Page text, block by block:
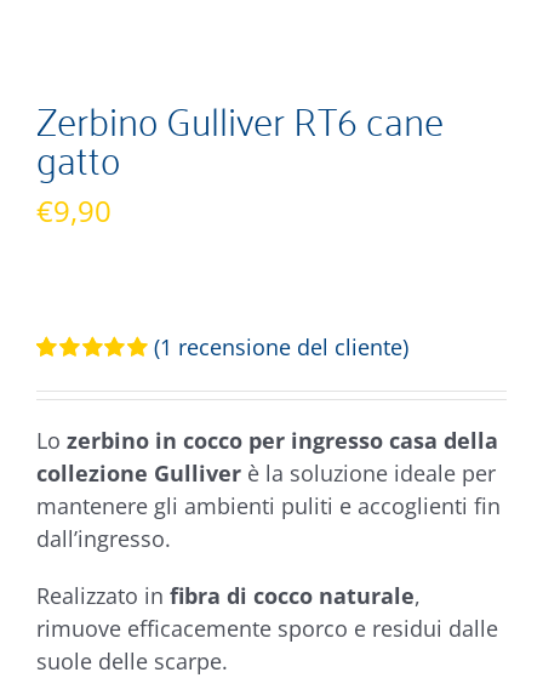
Zerbino Gulliver RT6 cane
gatto
€9,90
5.00su 5 su
recensioni
(1 recensione del cliente)
Lo zerbino in cocco per ingresso casa della
collezione Gulliver è la soluzione ideale per
mantenere gli ambienti puliti e accoglienti fin
dall’ingresso.
Realizzato in fibra di cocco naturale,
rimuove efficacemente sporco e residui dalle
suole delle scarpe.